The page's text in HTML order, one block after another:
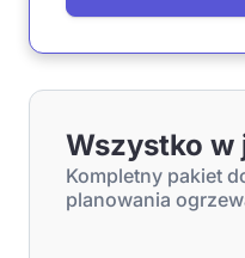
Wszystko w
Kompletny pakiet
planowania